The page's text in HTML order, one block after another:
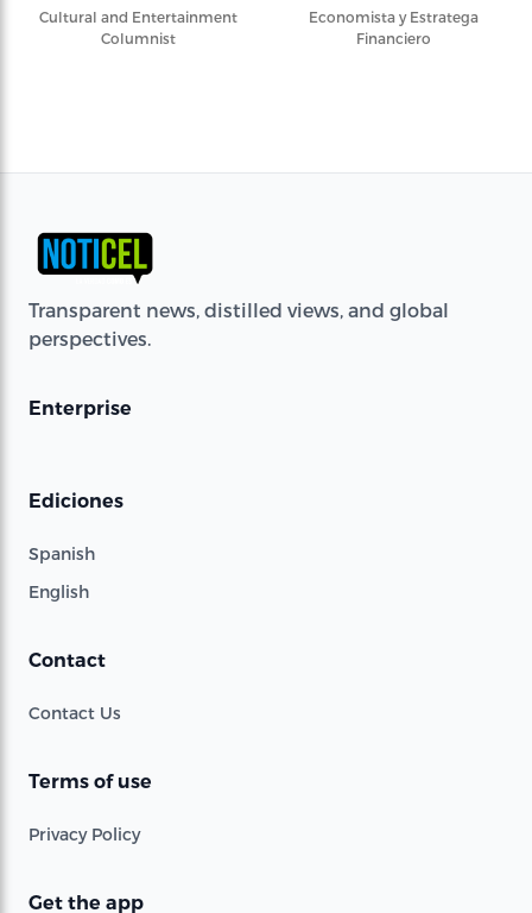
Cultural and Entertainment
Columnist
Economista y Estratega
Financiero
Transparent news, distilled views, and global
perspectives.
Enterprise
Ediciones
Spanish
English
Contact
Contact Us
Terms of use
Privacy Policy
Get the app